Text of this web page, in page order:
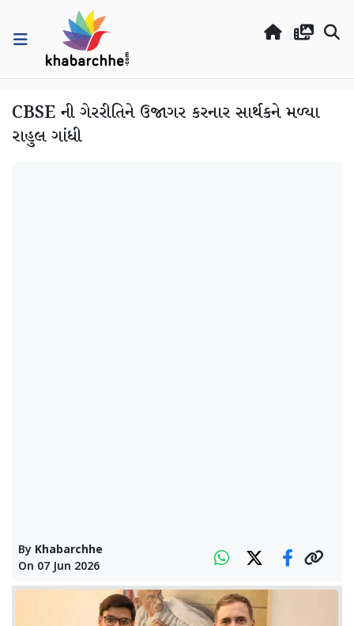
CBSE ની ગેરરીતિને ઉજાગર કરનાર સાર્થકને મળ્યા
રાહુલ ગાંધી
By Khabarchhe
On 07 Jun 2026